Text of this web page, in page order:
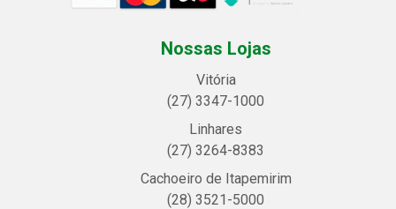
Nossas Lojas
Vitória
(27) 3347-1000
Linhares
(27) 3264-8383
Cachoeiro de Itapemirim
(28) 3521-5000